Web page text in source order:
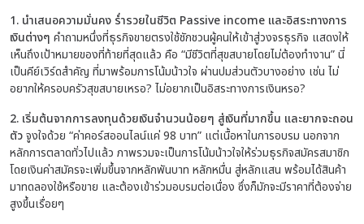
1. นำเสนอความมั่นคง ร่ำรวยในชีวิต Passive income และอิสระทางการ
เงินต่างๆ คำถามหนึ่งที่ธุรกิจขายตรงใช้ชักชวนผู้คนให้เข้าสู่วงจรธุรกิจ แสดงให้
เห็นถึงเป้าหมายของที่ท้ายที่สุดแล้ว คือ “มีชีวิตที่สุขสบายโดยไม่ต้องทำงาน” นี่
เป็นคีย์เวิร์ดสำคัญ ที่มาพร้อมการโน้มน้าวใจ ผ่านปมส่วนตัวบางอย่าง เช่น ไม่
อยากให้ครอบครัวสุขสบายเหรอ? ไม่อยากเป็นอิสระทางการเงินหรอ?
2. เริ่มต้นจากการลงทุนด้วยเงินจำนวนน้อยๆ สู่เงินที่มากขึ้น และยากจะถอน
ตัวจูงใจด้วย “ค่าคอร์สออนไลน์แค่ 98 บาท” แต่เนื้อหาในการอบรม นอกจาก
หลักการตลาดทั่วไปแล้ว ภาพรวมจะเป็นการโน้มน้าวใจให้ร่วมธุรกิจสมัครสมาชิก
โดยเงินค่าสมัครจะเพิ่มขึ้นจากหลักพันบาท หลักหมื่น สู่หลักแสน พร้อมได้สินค้า
มาทดลองใช้หรือขาย และต้องเข้าร่วมอบรมต่อเนื่อง ซึ่งก็มักจะมีราคาที่ต้องจ่าย
สูงขึ้นเรื่อยๆ